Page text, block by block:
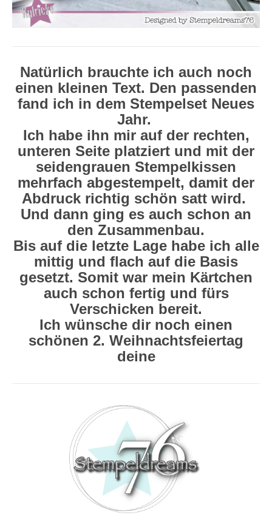
Natürlich brauchte ich auch noch
einen kleinen Text. Den passenden
fand ich in dem Stempelset Neues
Jahr.
Ich habe ihn mir auf der rechten,
unteren Seite platziert und mit der
seidengrauen Stempelkissen
mehrfach abgestempelt, damit der
Abdruck richtig schön satt wird.
Und dann ging es auch schon an
den Zusammenbau.
Bis auf die letzte Lage habe ich alle
mittig und flach auf die Basis
gesetzt. Somit war mein Kärtchen
auch schon fertig und fürs
Verschicken bereit.
Ich wünsche dir noch einen
schönen 2. Weihnachtsfeiertag
deine